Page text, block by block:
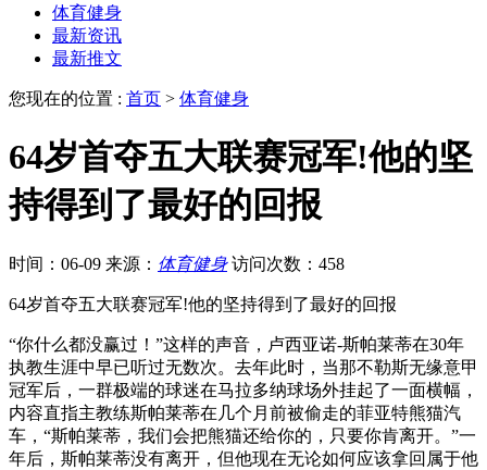
体育健身
最新资讯
最新推文
您现在的位置 : 首页 > 体育健身
64岁首夺五大联赛冠军!他的坚
持得到了最好的回报
时间：06-09 来源： 体育健身 访问次数：458
64岁首夺五大联赛冠军!他的坚持得到了最好的回报
“你什么都没赢过！”这样的声音，卢西亚诺-斯帕莱蒂在30年
执教生涯中早已听过无数次。去年此时，当那不勒斯无缘意甲
冠军后，一群极端的球迷在马拉多纳球场外挂起了一面横幅，
内容直指主教练斯帕莱蒂在几个月前被偷走的菲亚特熊猫汽
车，“斯帕莱蒂，我们会把熊猫还给你的，只要你肯离开。”一
年后，斯帕莱蒂没有离开，但他现在无论如何应该拿回属于他